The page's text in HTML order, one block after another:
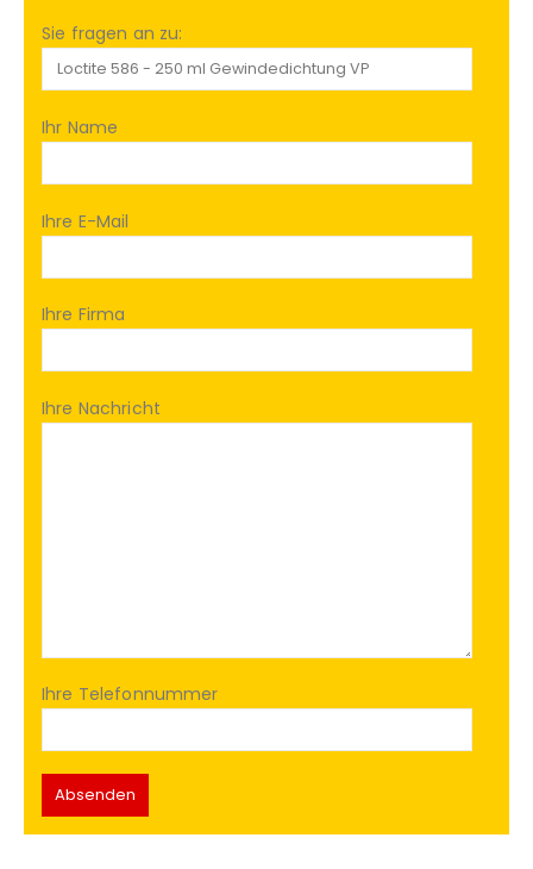
Sie fragen an zu:
Ihr Name
Ihre E-Mail
Ihre Firma
Ihre Nachricht
Ihre Telefonnummer